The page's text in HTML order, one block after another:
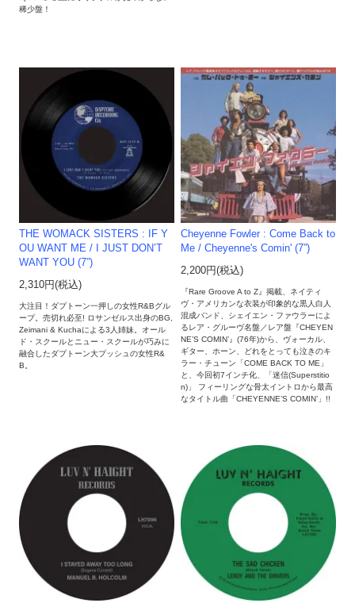
稀少盤！
THE WOMACK SISTERS : IF Y
OU WANT ME / I JUST DON’T
WANT YOU (7”)
2,310円(税込)
大注目！ダプトーン一押しの女性R&Bグル
ープ。売切れ必至! ロサンゼルス出身のBG,
Zeimani & Kuchaによる3人姉妹。オール
ド・スクールとニュー・スクールが巧みに
融合したダプトーン大プッシュの女性R&
B。
Cheyenne Fowler : Come Back to
Me / Cheyenne's Comin' (7”)
2,200円(税込)
『Rare Groove A to Z』掲載、ネイティ
ヴ・アメリカンな衣装が印象的な黒人白人
混成バンド、シェイエン・ファウラーによ
るレア・グルーヴ名盤／レア盤『CHEYEN
NE’S COMIN’』(76年)から、ヴォーカル、
ギター、ホーン、どれをとっても泣きのキ
ラー・チューン「COME BACK TO ME」
と、今回初7インチ化、「迷信(Superstitio
n)」 フィーリングな骨太イントロから最高
なタイトル曲「CHEYENNE’S COMIN’」!!